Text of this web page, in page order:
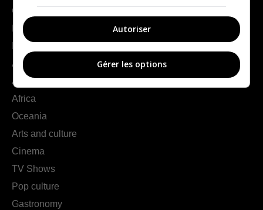
Geography
France
Americas
Asia
Africa
Oceania
Arts and culture
Cinema
TV Shows
Pop culture
Gastronomy
Autoriser
Gérer les options